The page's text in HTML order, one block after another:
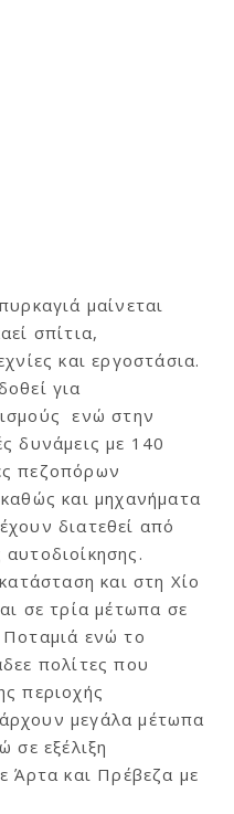
μαίνεται
σπίτια,
και εργοστάσια.
για
ενώ στην
δυνάμεις με 140
πεζοπόρων
και μηχανήματα
διατεθεί από
και στη Χίο
σε τρία μέτωπα σε
ενώ το
πολίτες που
περιοχής
μεγάλα μέτωπα
σε εξέλιξη
Άρτα και Πρέβεζα με